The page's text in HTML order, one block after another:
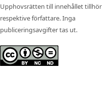
Upphovsrätten till innehållet tillhör
respektive författare. Inga
publiceringsavgifter tas ut.